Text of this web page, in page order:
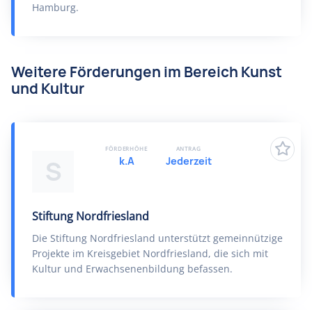
Hamburg.
Weitere Förderungen im Bereich Kunst
und Kultur
S
Stiftung Nordfriesland
Die Stiftung Nordfriesland unterstützt gemeinnützige
Projekte im Kreisgebiet Nordfriesland, die sich mit
Kultur und Erwachsenenbildung befassen.
FÖRDERHÖHE
k.A
ANTRAG
Jederzeit